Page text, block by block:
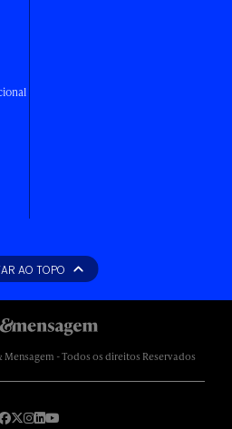
AO TOPO
Mensagem - Todos os direitos Reservados